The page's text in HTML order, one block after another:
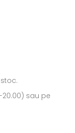
20.00) sau pe